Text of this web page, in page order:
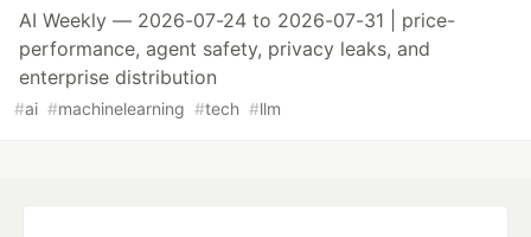
AI Weekly — 2026-07-24 to 2026-07-31 | price-
performance, agent safety, privacy leaks, and
enterprise distribution
#ai #machinelearning #tech #llm